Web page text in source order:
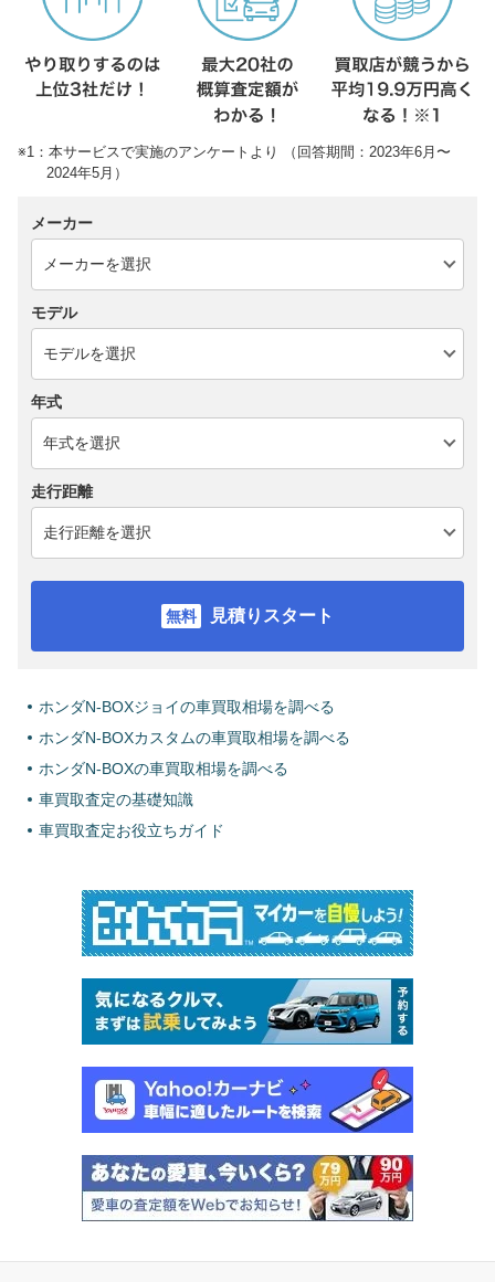
※1：本サービスで実施のアンケートより （回答期間：2023年6月〜
2024年5月）
メーカー
モデル
年式
走行距離
見積りスタート
ホンダN-BOXジョイの車買取相場を調べる
ホンダN-BOXカスタムの車買取相場を調べる
ホンダN-BOXの車買取相場を調べる
車買取査定の基礎知識
車買取査定お役立ちガイド